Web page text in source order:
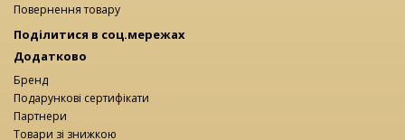
Повернення товару
Поділитися в соц.мережах
Додатково
Бренд
Подарункові сертифікати
Партнери
Товари зі знижкою